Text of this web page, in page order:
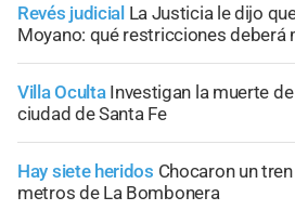
Revés judicial La Justicia le dijo
Moyano: qué restricciones deberá
Villa Oculta Investigan la muerte
ciudad de Santa Fe
Hay siete heridos Chocaron un
metros de La Bombonera